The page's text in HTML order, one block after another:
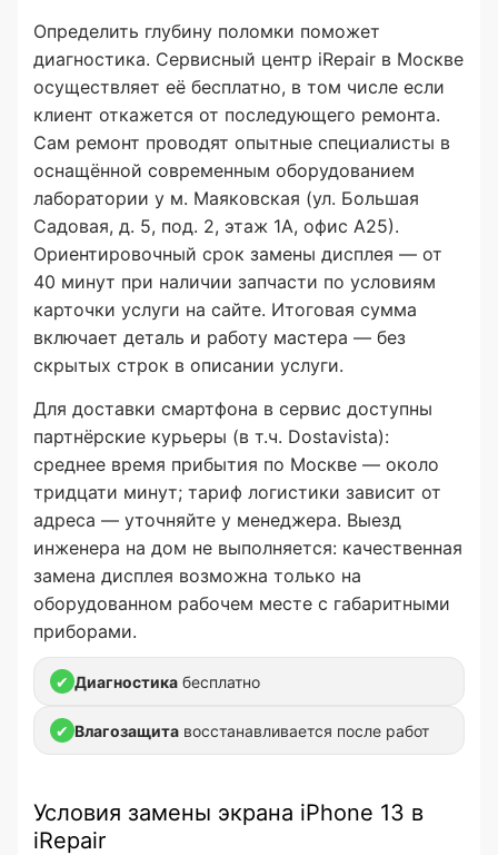
Определить глубину поломки поможет
диагностика. Сервисный центр iRepair в Москве
осуществляет её бесплатно, в том числе если
клиент откажется от последующего ремонта.
Сам ремонт проводят опытные специалисты в
оснащённой современным оборудованием
лаборатории у м. Маяковская (ул. Большая
Садовая, д. 5, под. 2, этаж 1А, офис А25).
Ориентировочный срок замены дисплея — от
40 минут при наличии запчасти по условиям
карточки услуги на сайте. Итоговая сумма
включает деталь и работу мастера — без
скрытых строк в описании услуги.
Для доставки смартфона в сервис доступны
партнёрские курьеры (в т.ч. Dostavista):
среднее время прибытия по Москве — около
тридцати минут; тариф логистики зависит от
адреса — уточняйте у менеджера. Выезд
инженера на дом не выполняется: качественная
замена дисплея возможна только на
оборудованном рабочем месте с габаритными
приборами.
✔ Диагностика бесплатно
✔ Влагозащита восстанавливается после работ
Условия замены экрана iPhone 13 в
iRepair